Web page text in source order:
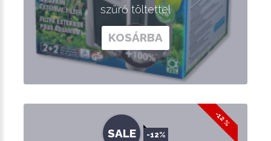
szűrő töltettel
KOSÁRBA
-12 %
SALE -12%